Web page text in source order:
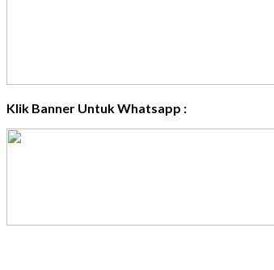
Klik Banner Untuk Whatsapp :